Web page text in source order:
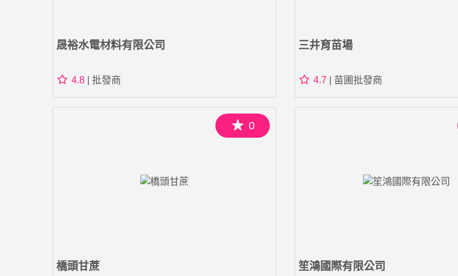
晟裕水電材料有限公司
4.8 | 批發商
三井育苗場
4.7 | 苗圃批發商
0
橋頭甘蔗 笙鴻國際有限公司